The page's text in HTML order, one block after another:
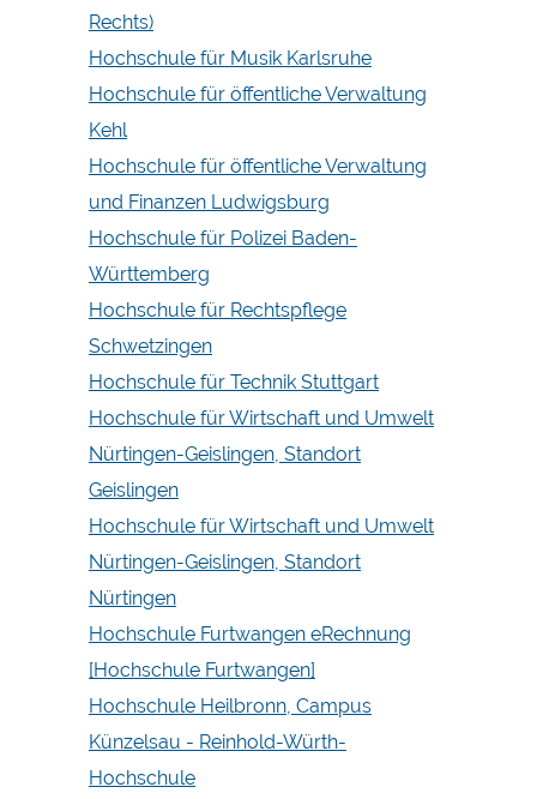
Rechts)
Hochschule für Musik Karlsruhe
Hochschule für öffentliche Verwaltung
Kehl
Hochschule für öffentliche Verwaltung
und Finanzen Ludwigsburg
Hochschule für Polizei Baden-
Württemberg
Hochschule für Rechtspflege
Schwetzingen
Hochschule für Technik Stuttgart
Hochschule für Wirtschaft und Umwelt
Nürtingen-Geislingen, Standort
Geislingen
Hochschule für Wirtschaft und Umwelt
Nürtingen-Geislingen, Standort
Nürtingen
Hochschule Furtwangen eRechnung
[Hochschule Furtwangen]
Hochschule Heilbronn, Campus
Künzelsau - Reinhold-Würth-
Hochschule